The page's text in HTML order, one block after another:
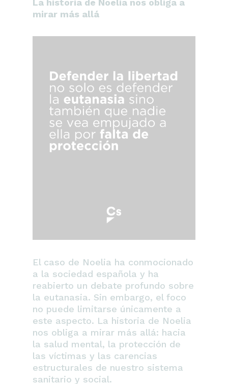
La historia de Noelia nos obliga a
mirar más allá
El caso de Noelia ha conmocionado
a la sociedad española y ha
reabierto un debate profundo sobre
la eutanasia. Sin embargo, el foco
no puede limitarse únicamente a
este aspecto. La historia de Noelia
nos obliga a mirar más allá: hacia
la salud mental, la protección de
las víctimas y las carencias
estructurales de nuestro sistema
sanitario y social.